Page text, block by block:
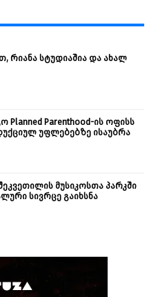
რიანა სტუდიაშია და ახალ
Parenthood-ის ოფისს
უფლებებზე ისაუბრა
მუსიკოსთა პარკში
სივრცე გაიხსნა ￼